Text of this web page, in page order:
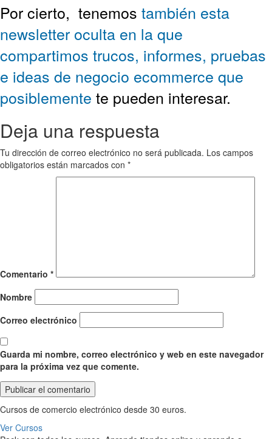
Por cierto, tenemos también esta
newsletter oculta en la que
compartimos trucos, informes, pruebas
e ideas de negocio ecommerce que
posiblemente te pueden interesar.
Deja una respuesta
Tu dirección de correo electrónico no será publicada. Los campos
obligatorios están marcados con *
Comentario *
Nombre
Correo electrónico
Guarda mi nombre, correo electrónico y web en este navegador
para la próxima vez que comente.
Cursos de comercio electrónico desde 30 euros.
Ver Cursos